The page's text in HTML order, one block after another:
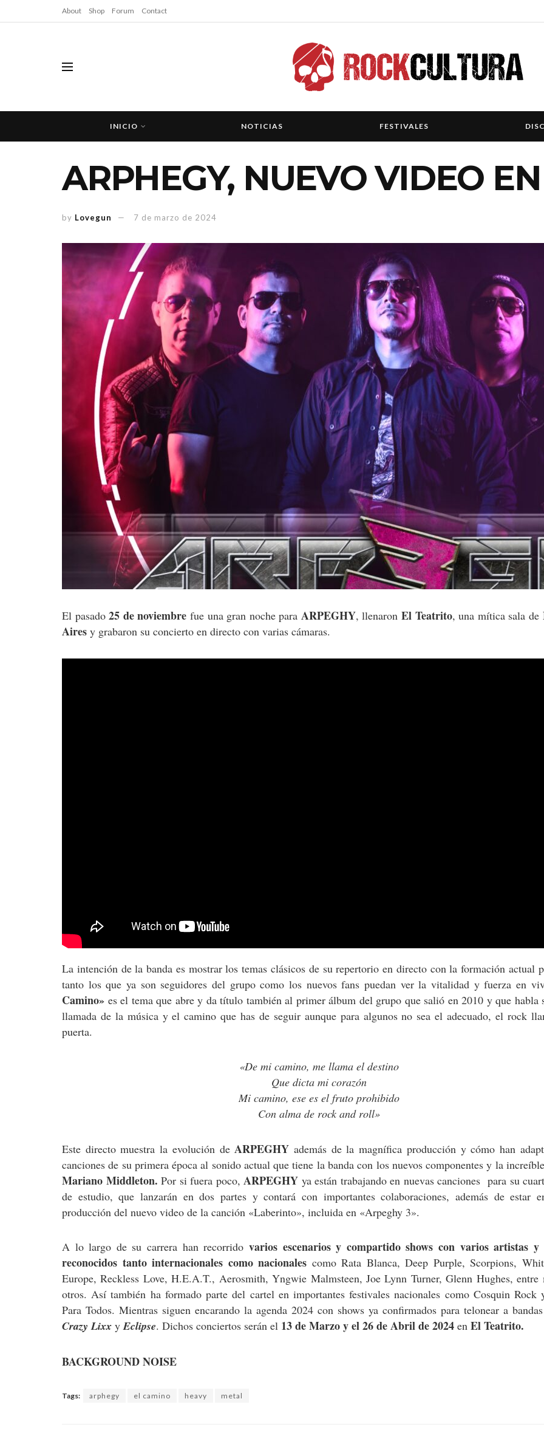
About Shop Forum Contact
INICIO NOTICIAS FESTIVALES
ARPHEGY, NUEVO VIDEO
by Lovegun 7 de marzo de 2024
El pasado25 de noviembre fue una gran noche para ARPEGHY, llenaronEl Teatrito, una mítica sala de
Aires y grabaron su concierto en directo con varias cámaras.
La intención de la banda es mostrar los temas clásicos de su repertorio en directo con la formación actual
tanto los que ya son seguidores del grupo como los nuevos fans puedan ver la vitalidad y fuerza en
Camino» es el tema que abre y da título también al primer álbum del grupo que salió en 2010 y que habla
llamada de la música y el camino que has de seguir aunque para algunos no sea el adecuado, el rock
puerta.
«De mi camino, me llama el destino
Que dicta mi corazón
Mi camino, ese es el fruto prohibido
Con alma de rock and roll»
Este directo muestra la evolución de ARPEGHY además de la magnífica producción y cómo han
canciones de su primera época al sonido actual que tiene la banda con los nuevos componentes y la
Mariano Middleton. Por si fuera poco, ARPEGHY ya están trabajando en nuevas canciones para su
de estudio, que lanzarán en dos partes y contará con importantes colaboraciones, además de estar
producción del nuevo video de la canción «Laberinto», incluida en «Arpeghy 3».
A lo largo de su carrera han recorrido varios escenarios y compartido shows con varios artistas y
reconocidos tanto internacionales como nacionales como Rata Blanca, Deep Purple, Scorpions,
Europe, Reckless Love, H.E.A.T., Aerosmith, Yngwie Malmsteen, Joe Lynn Turner, Glenn Hughes, entre
otros. Así también ha formado parte del cartel en importantes festivales nacionales como Cosquin Rock
Para Todos. Mientras siguen encarando la agenda 2024 con shows ya confirmados para telonear a
Crazy Lixx yEclipse. Dichos conciertos serán el 13 de Marzo y el 26 de Abril de 2024 en El Teatrito.
BACKGROUND NOISE
Tags: arphegy el camino heavy metal